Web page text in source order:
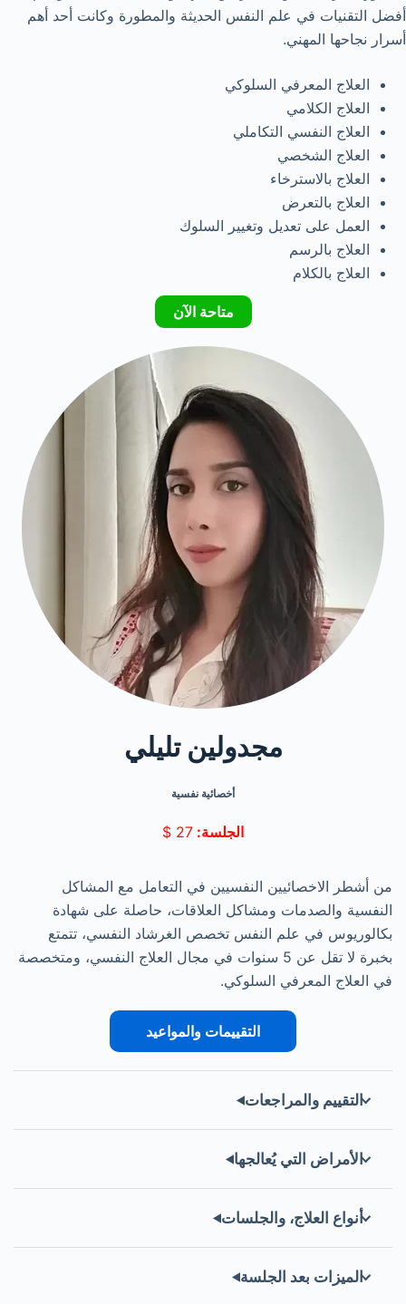
أفضل التقنيات في علم النفس الحديثة والمطورة وكانت أحد أهم
أسرار نجاحها المهني.
العلاج المعرفي السلوكي
العلاج الكلامي
العلاج النفسي التكاملي
العلاج الشخصي
العلاج بالاسترخاء
العلاج بالتعرض
العمل على تعديل وتغيير السلوك
العلاج بالرسم
العلاج بالكلام
متاحة الآن
مجدولين تليلي
أخصائية نفسية
الجلسة: 27
$
من أشطر الاخصائيين النفسيين في التعامل مع المشاكل
النفسية والصدمات ومشاكل العلاقات، حاصلة على شهادة
بكالوريوس في علم النفس تخصص الغرشاد النفسي، تتمتع
بخبرة لا تقل عن 5 سنوات في مجال العلاج النفسي، ومتخصصة
في العلاج المعرفي السلوكي.
التقييمات والمواعيد
التقييم والمراجعات
الأمراض التي يُعالجها
أنواع العلاج، والجلسات
الميزات بعد الجلسة